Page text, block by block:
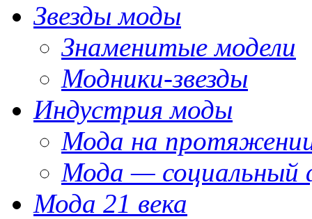
Звезды моды
Знаменитые модели
Модники-звезды
Индустрия моды
Мода на
Мода — социальный
Мода 21 века